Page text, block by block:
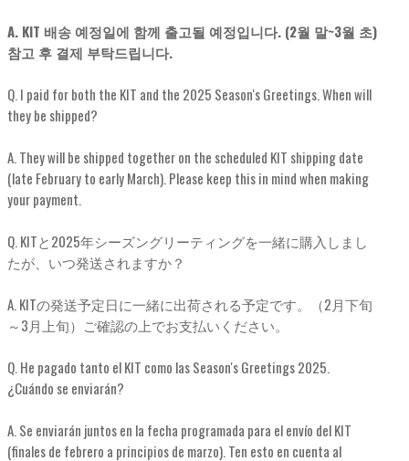
A. KIT 배송 예정일에 함께 출고될 예정입니다. (2월 말~3월 초)
참고 후 결제 부탁드립니다.
Q. I paid for both the KIT and the 2025 Season's Greetings. When will
they be shipped?
A. They will be shipped together on the scheduled KIT shipping date
(late February to early March). Please keep this in mind when making
your payment.
Q. KITと2025年シーズングリーティングを一緒に購入しまし
たが、いつ発送されますか？
A. KITの発送予定日に一緒に出荷される予定です。（2月下旬
～3月上旬）ご確認の上でお支払いください。
Q. He pagado tanto el KIT como las Season's Greetings 2025.
¿Cuándo se enviarán?
A. Se enviarán juntos en la fecha programada para el envío del KIT
(finales de febrero a principios de marzo). Ten esto en cuenta al